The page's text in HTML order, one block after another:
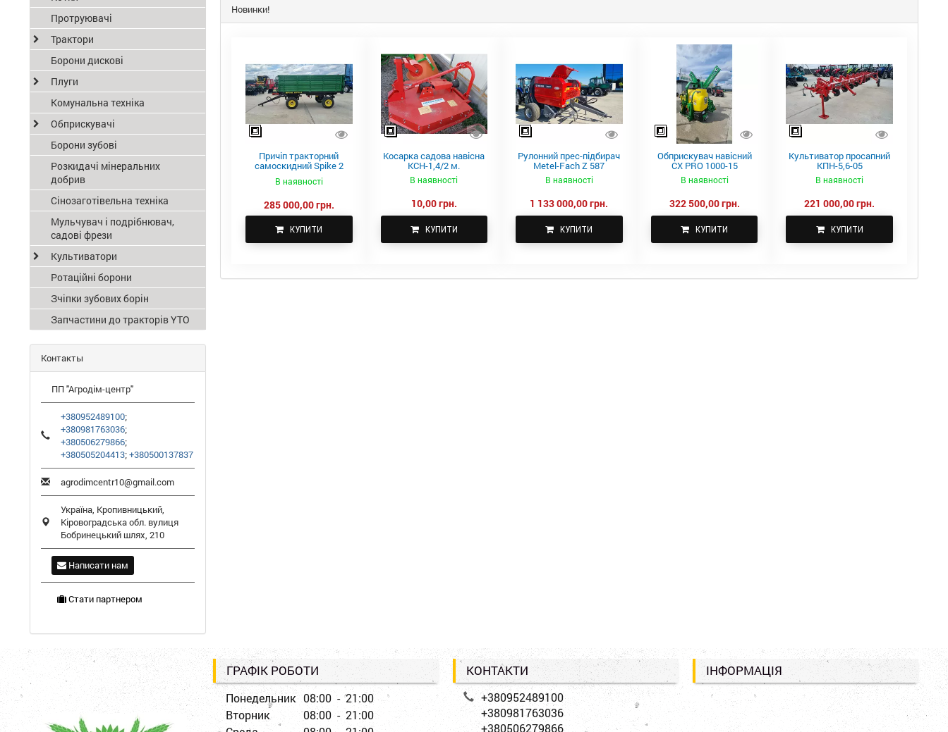
Новинки!
Причіп тракторний
самоскидний Spike 2
В наявності
285 000,00 грн.
КУПИТИ
Косарка садова навісна
КСН-1,4/2 м.
В наявності
10,00 грн.
КУПИТИ
Рулонний прес-підбирач
Metel-Fach Z 587
В наявності
1 133 000,00 грн.
КУПИТИ
Обприскувач навісний
CX PRO 1000-15
В наявності
322 500,00 грн.
КУПИТИ
Культиватор просапний
КПН-5,6-05
В наявності
221 000,00 грн.
КУПИТИ
Протруювачі
Трактори
Борони дискові
Плуги
Комунальна техніка
Обприскувачі
Борони зубові
Розкидачі мінеральних
добрив
Сінозаготівельна техніка
Мульчувач і подрібнювач,
садові фрези
Культиватори
Ротаційні борони
Зчіпки зубових борін
Запчастини до тракторів YTO
Контакты
ПП "Агродім-центр"
+380952489100;
+380981763036;
+380506279866;
+380505204413;+380500137837
agrodimcentr10@gmail.com
Україна, Кропивницький,
Кіровоградська обл. вулиця
Бобринецький шлях, 210
Написати нам
Стати партнером
ГРАФІК РОБОТИ
Понедельник 08:00 - 21:00
Вторник
08:00 - 21:00
КОНТАКТИ
+380952489100
+380981763036
+380506279866
ІНФОРМАЦІЯ